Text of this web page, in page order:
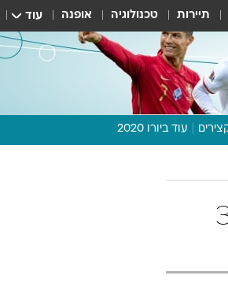
תיירות טכנולוגיה אופנה עוד
עוד ביורו 2020
תכנית היורו
וואלה! ספורט
33